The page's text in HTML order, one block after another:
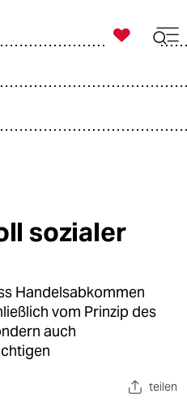
ich

taz zahl ich
sozialer
Handelsabkommen
vom Prinzip des
auch
teilen